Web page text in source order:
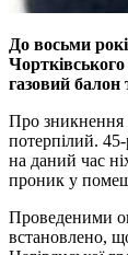
До восьми
газовий балон
Про зникнення
потерпілий.
на даний час
проник у
Проведеними
встановлено,